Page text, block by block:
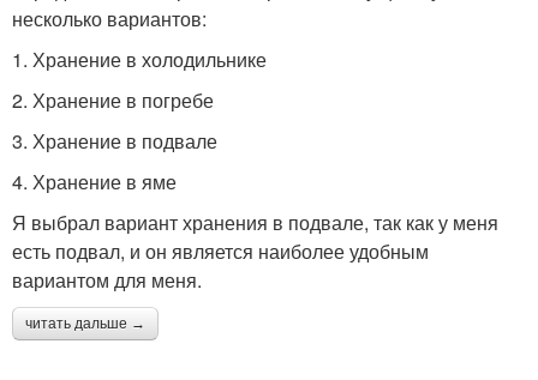
несколько вариантов:
1. Хранение в холодильнике
2. Хранение в погребе
3. Хранение в подвале
4. Хранение в яме
Я выбрал вариант хранения в подвале, так как у меня
есть подвал, и он является наиболее удобным
вариантом для меня.
читать дальше →